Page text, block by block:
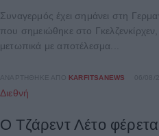
Συναγερμός έχει σημάνει στη
που σημειώθηκε στο
μετωπικά με αποτέλεσμα...
ΑΝΑΡΤΉΘΗΚΕ ΑΠΌ KARFITSANEWS
Διεθνή
Ο Τζάρεντ Λέτο